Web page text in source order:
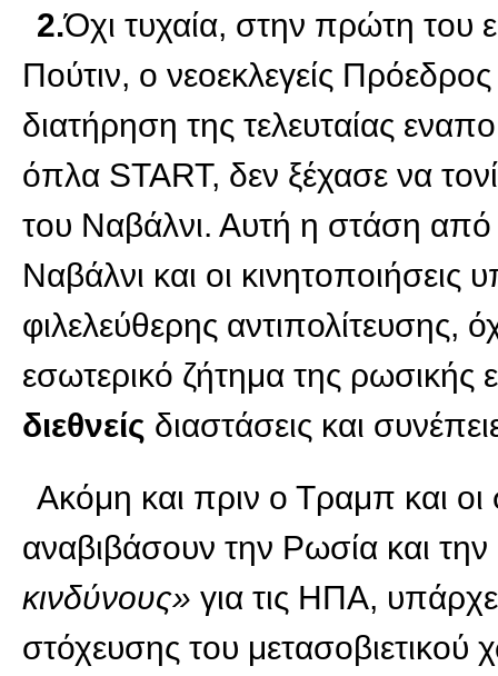
2.Όχι τυχαία, στην πρώτη του
Πούτιν, ο νεοεκλεγείς
διατήρηση της τελευταίας
όπλα START, δεν ξέχασε να
του Ναβάλνι. Αυτή η στάση από
Ναβάλνι και οι κινητοποιήσεις
φιλελεύθερης αντιπολίτευσης,
εσωτερικό ζήτημα της ρωσικής
διεθνείς διαστάσεις και
Ακόμη και πριν ο Τραμπ και οι
αναβιβάσουν την Ρωσία και
κινδύνους» για τις ΗΠΑ,
στόχευσης του μετασοβιετικού